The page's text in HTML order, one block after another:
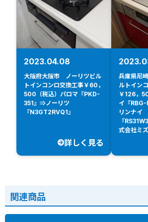
2023.04.08
大阪府大阪市 ノーリツビル
トインコンロ交換工事￥60，
500（税込）パロマ『PKD-
351』⇒ノーリツ
『N3GT2RVQ1』
詳しく見る
兵庫県尼
ルトイン
￥126，
イ『
リンナイ
『
式会社ミ
関連商品